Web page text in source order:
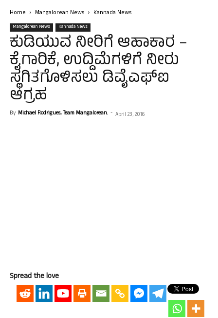
Home Mangalorean News Kannada News
Mangalorean News Kannada News
ಕುಡಿಯುವ ನೀರಿಗೆ ಆಹಾಕಾರ –
ಕೈಗಾರಿಕೆ, ಉದ್ದಿಮೆಗಳಿಗೆ ನೀರು
ಸ್ಥಗಿತಗೊಳಿಸಲು ಡಿವೈಎಫ್‍ಐ
ಆಗ್ರಹ
By Michael Rodrigues, Team Mangalorean. - April 23, 2016
Spread the love